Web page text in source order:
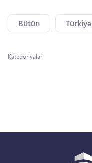
Bütün Türkiyə
Kateqoriyalar